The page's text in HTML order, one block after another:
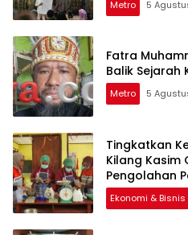
Metro 5
Fatra
Balik Sejarah
Metro 5
Tingkatkan
Kilang Kasim
Pengolahan
Ekonomi & Bisnis